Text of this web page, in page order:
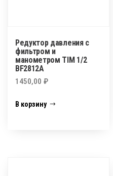
Редуктор давления с
фильтром и
манометром TIM 1/2
BF2812A
1450,00 ₽
В корзину